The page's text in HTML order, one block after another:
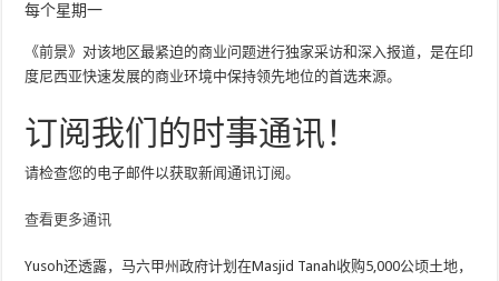
每个星期一
《前景》对该地区最紧迫的商业问题进行独家采访和深入报道，是在印
度尼西亚快速发展的商业环境中保持领先地位的首选来源。
订阅我们的时事通讯！
请检查您的电子邮件以获取新闻通讯订阅。
查看更多通讯
Yusoh还透露，马六甲州政府计划在Masjid Tanah收购5,000公顷土地，